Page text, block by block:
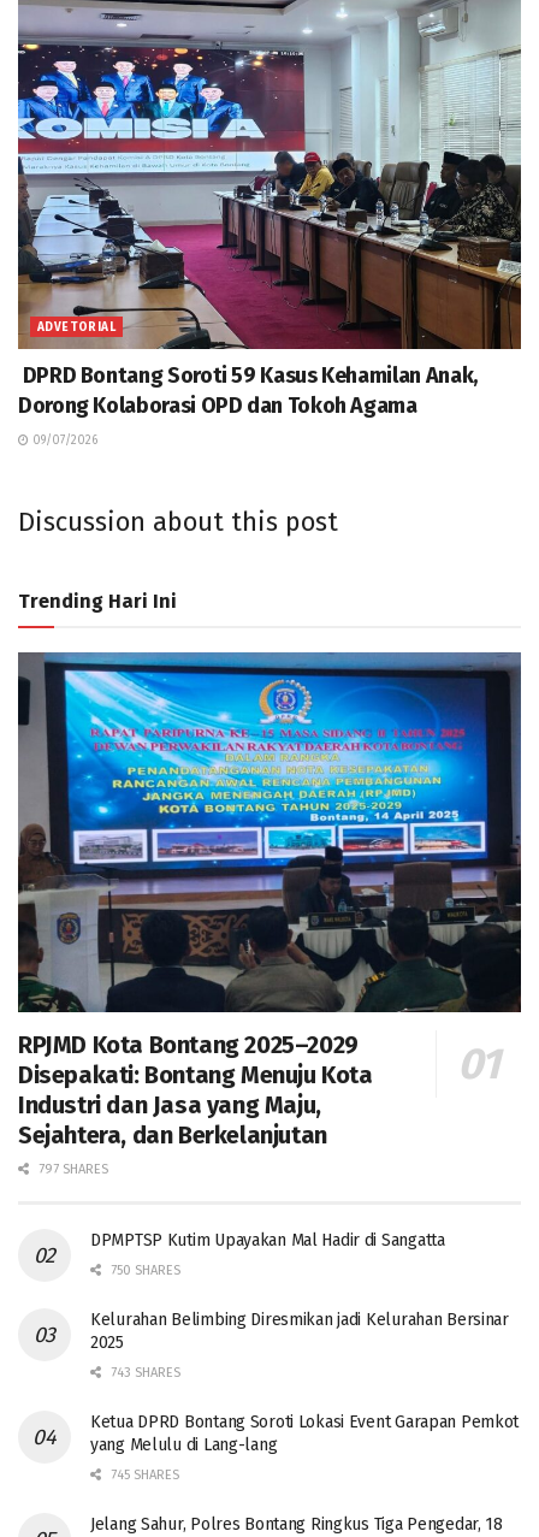
ADVETORIAL
DPRD Bontang Soroti 59 Kasus Kehamilan Anak,
Dorong Kolaborasi OPD dan Tokoh Agama
09/07/2026
Discussion about this post
Trending Hari Ini
RPJMD Kota Bontang 2025–2029
Disepakati: Bontang Menuju Kota
Industri dan Jasa yang Maju,
Sejahtera, dan Berkelanjutan
797 SHARES
DPMPTSP Kutim Upayakan Mal Hadir di Sangatta
750 SHARES
Kelurahan Belimbing Diresmikan jadi Kelurahan Bersinar
2025
743 SHARES
Ketua DPRD Bontang Soroti Lokasi Event Garapan Pemkot
yang Melulu di Lang-lang
745 SHARES
Jelang Sahur, Polres Bontang Ringkus Tiga Pengedar, 18